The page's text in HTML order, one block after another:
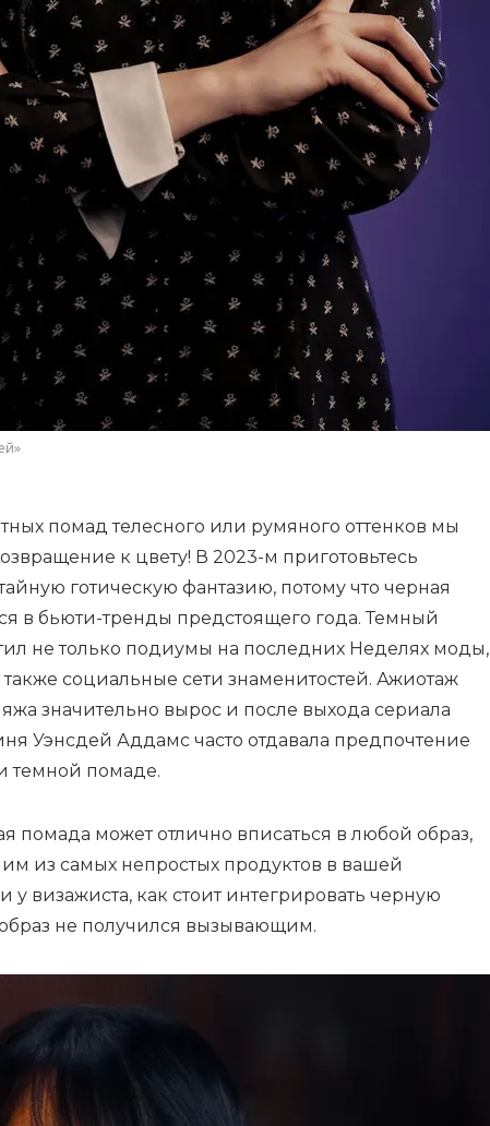
помад телесного или румяного оттенков мы
к цвету! В 2023-м приготовьтесь
готическую фантазию, потому что черная
в бьюти-тренды предстоящего года. Темный
не только подиумы на последних Неделях моды,
социальные сети знаменитостей. Ажиотаж
значительно вырос и после выхода сериала
Уэнсдей Аддамс часто отдавала предпочтение
темной помаде.
помада может отлично вписаться в любой образ,
из самых непростых продуктов в вашей
визажиста, как стоит интегрировать черную
не получился вызывающим.